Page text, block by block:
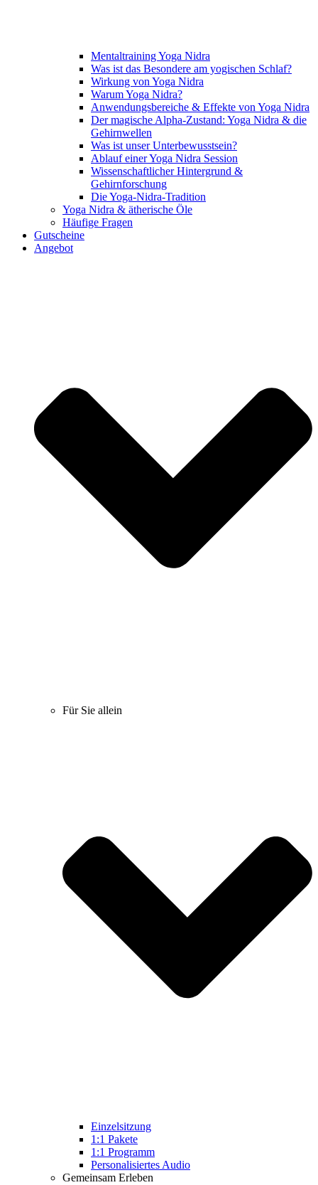
Mentaltraining Yoga Nidra
Was ist das Besondere am yogischen Schlaf?
Wirkung von Yoga Nidra
Warum Yoga Nidra?
Anwendungsbereiche & Effekte von Yoga Nidra
Der magische Alpha-Zustand: Yoga Nidra & die
Gehirnwellen
Was ist unser Unterbewusstsein?
Ablauf einer Yoga Nidra Session
Wissenschaftlicher Hintergrund &
Gehirnforschung
Die Yoga-Nidra-Tradition
Yoga Nidra & ätherische Öle
Häufige Fragen
Gutscheine
Angebot
Für Sie allein
Einzelsitzung
1:1 Pakete
1:1 Programm
Personalisiertes Audio
Gemeinsam Erleben